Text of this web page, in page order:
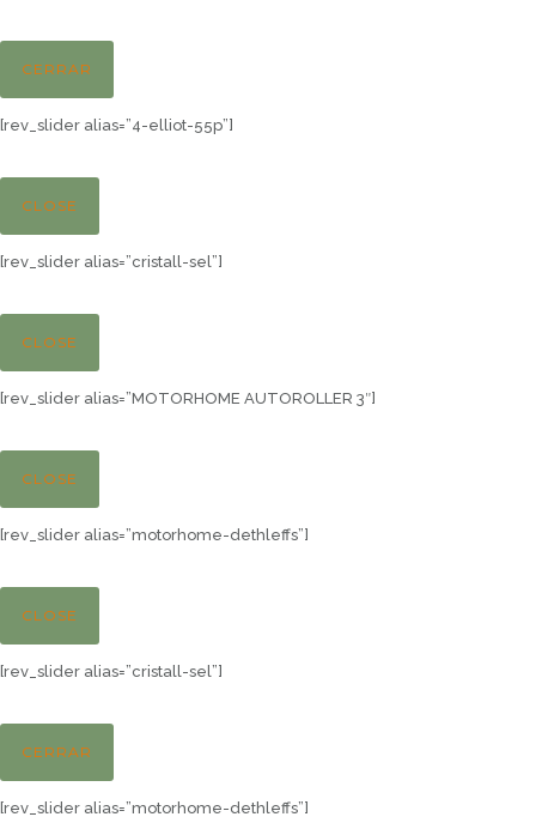
CERRAR
[rev_slider alias=”4-elliot-55p”]
CLOSE
[rev_slider alias=”cristall-sel”]
CLOSE
[rev_slider alias=”MOTORHOME AUTOROLLER 3″]
CLOSE
[rev_slider alias=”motorhome-dethleffs”]
CLOSE
[rev_slider alias=”cristall-sel”]
CERRAR
[rev_slider alias=”motorhome-dethleffs”]